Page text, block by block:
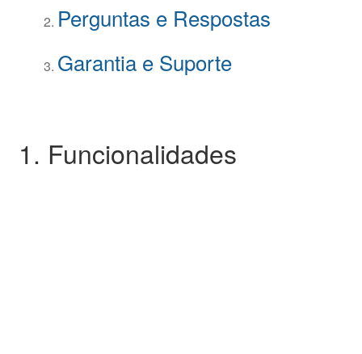
Perguntas e Respostas
Garantia e Suporte
1. Funcionalidades